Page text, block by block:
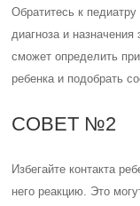
Обратитесь к
диагноза и
сможет определить
ребенка и подобрать
СОВЕТ №2
Избегайте контакта
него реакцию. Это